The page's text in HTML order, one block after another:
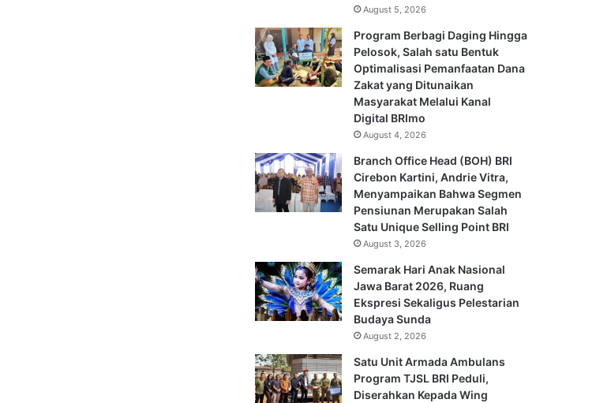
August 5, 2026
Program Berbagi Daging Hingga
Pelosok, Salah satu Bentuk
Optimalisasi Pemanfaatan Dana
Zakat yang Ditunaikan
Masyarakat Melalui Kanal
Digital BRImo
August 4, 2026
Branch Office Head (BOH) BRI
Cirebon Kartini, Andrie Vitra,
Menyampaikan Bahwa Segmen
Pensiunan Merupakan Salah
Satu Unique Selling Point BRI
August 3, 2026
Semarak Hari Anak Nasional
Jawa Barat 2026, Ruang
Ekspresi Sekaligus Pelestarian
Budaya Sunda
August 2, 2026
Satu Unit Armada Ambulans
Program TJSL BRI Peduli,
Diserahkan Kepada Wing